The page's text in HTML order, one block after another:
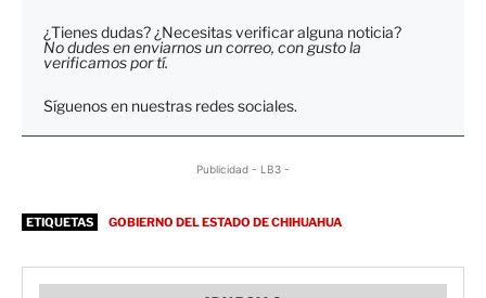
¿Tienes dudas? ¿Necesitas verificar alguna noticia?
No dudes en enviarnos un correo, con gusto la
verificamos por tí.
Síguenos en nuestras redes sociales.
Publicidad - LB3 -
ETIQUETAS GOBIERNO DEL ESTADO DE CHIHUAHUA